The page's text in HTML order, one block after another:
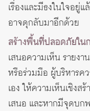
เรื่องและมีธงในใจอยู่
อาจดุกลับมาอีกด้วย
สร้างพื้นที่ปลอดภัยใน
เสนอความเห็น รายง
หรือร่วมมือ ผู้บริหารค
เอง ให้ความเห็นเชิง
เสนอ และหากมีจุดบก